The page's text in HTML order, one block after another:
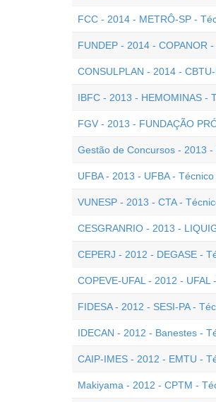
FCC - 2014 - METRÔ-SP -
FUNDEP - 2014 - COPANOR
CONSULPLAN - 2014 -
IBFC - 2013 - HEMOMINAS -
FGV - 2013 - FUNDAÇÃO
Gestão de Concursos - 2013
UFBA - 2013 - UFBA -
VUNESP - 2013 - CTA -
CESGRANRIO - 2013 -
CEPERJ - 2012 - DEGASE -
COPEVE-UFAL - 2012 -
FIDESA - 2012 - SESI-PA -
IDECAN - 2012 - Banestes -
CAIP-IMES - 2012 - EMTU -
Makiyama - 2012 - CPTM -